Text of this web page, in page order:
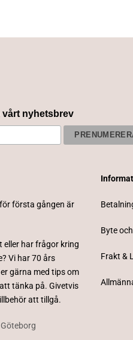
vårt nyhetsbrev
första gången är
har frågor kring
Vi har 70 års
gärna med tips om
tänka på. Givetvis
att tillgå.
Byte
Frakt &